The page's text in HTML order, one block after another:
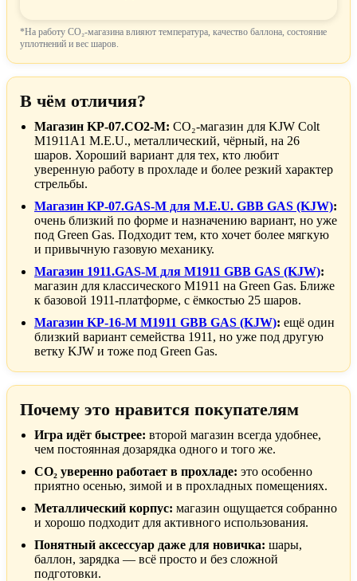
*На работу CO₂-магазина влияют температура, качество баллона, состояние
уплотнений и вес шаров.
В чём отличия?
Магазин KP-07.CO2-M: CO₂-магазин для KJW Colt
M1911A1 M.E.U., металлический, чёрный, на 26
шаров. Хороший вариант для тех, кто любит
уверенную работу в прохладе и более резкий характер
стрельбы.
Магазин KP-07.GAS-M для M.E.U. GBB GAS (KJW):
очень близкий по форме и назначению вариант, но уже
под Green Gas. Подходит тем, кто хочет более мягкую
и привычную газовую механику.
Магазин 1911.GAS-M для M1911 GBB GAS (KJW):
магазин для классического M1911 на Green Gas. Ближе
к базовой 1911-платформе, с ёмкостью 25 шаров.
Магазин KP-16-M M1911 GBB GAS (KJW): ещё один
близкий вариант семейства 1911, но уже под другую
ветку KJW и тоже под Green Gas.
Почему это нравится покупателям
Игра идёт быстрее: второй магазин всегда удобнее,
чем постоянная дозарядка одного и того же.
CO₂ уверенно работает в прохладе: это особенно
приятно осенью, зимой и в прохладных помещениях.
Металлический корпус: магазин ощущается собранно
и хорошо подходит для активного использования.
Понятный аксессуар даже для новичка: шары,
баллон, зарядка — всё просто и без сложной
подготовки.